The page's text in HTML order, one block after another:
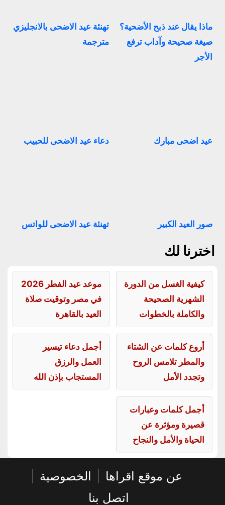
ماذا يقال عند ذبح الأضحية؟
صيغة صحيحة وآداب ترفع
الأجر
تهنئة عيد الاضحى بالانجليزي
مترجمة
عيد اضحى مبارك دعاء عيد الاضحى للحبيب
صور العيد الكبير تهنئة عيد الاضحى للواتس
اخترنا لك
كيفية الغسل من الدورة
الشهرية الصحيحة
والكاملة بالخطوات
موعد عيد الفطر 2026
في مصر وتوقيت صلاة
العيد بالقاهرة
أروع كلمات عن الشتاء
والمطر تلامس الروح
وتجدد الأمل
أجمل دعاء تيسير
العمل والرزق
المستجاب بإذن الله
أجمل كلمات وعبارات
قصيرة ومؤثرة عن
الحياة والأمل والنجاح
عن موقع اقراها الخصوصية
اتصل بنا